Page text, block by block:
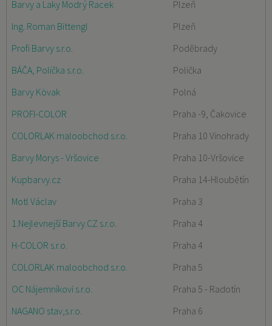
Barvy a Laky Modrý Racek
Plzeň
Ing. Roman Bittengl
Plzeň
Profi Barvy s.r.o.
Poděbrady
BÁČA, Polička s.r.o.
Polička
Barvy Kövak
Polná
PROFI-COLOR
Praha -9, Čakovice
COLORLAK maloobchod s.r.o.
Praha 10 Vinohrady
Barvy Morys - Vršovice
Praha 10-Vršovice
Kupbarvy.cz
Praha 14-Hloubětín
Motl Václav
Praha 3
1.Nejlevnejší Barvy.CZ s.r.o.
Praha 4
H-COLOR s.r.o.
Praha 4
COLORLAK maloobchod s.r.o.
Praha 5
OC Nájemníkovi s.r.o.
Praha 5 - Radotín
NAGANO stav,s.r.o.
Praha 6